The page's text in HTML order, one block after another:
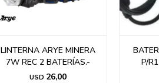
LINTERNA ARYE MINERA
7W REC 2 BATERÍAS.-
USD 26,00
P/